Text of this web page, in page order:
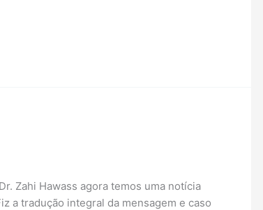
Zahi Hawass agora temos uma notícia
a tradução integral da mensagem e caso